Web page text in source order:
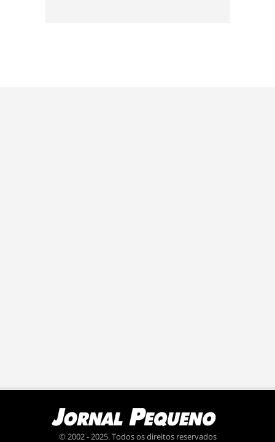
© 2002 - 2025. Todos os direitos reservados